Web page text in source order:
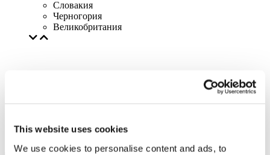
This website uses cookies
We use cookies to personalise content and ads, to
Словакия
Черногория
Великобритания